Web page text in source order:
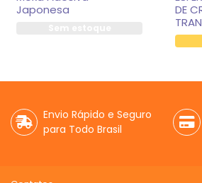
Japonesa
DE
15MM
Envio Rápido e Seguro
para Todo Brasil